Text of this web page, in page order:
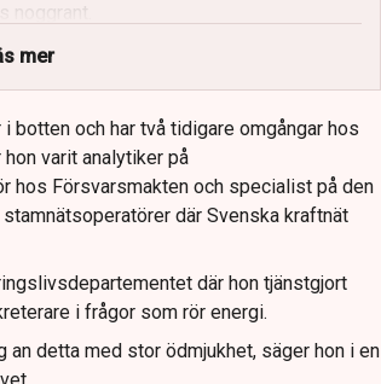
noggrant.
mer
botten och har två tidigare omgångar hos
varit analytiker på
hos Försvarsmakten och specialist på den
där Svenska kraftnät
där hon tjänstgjort
i frågor som rör energi.
detta med stor ödmjukhet, säger hon i en